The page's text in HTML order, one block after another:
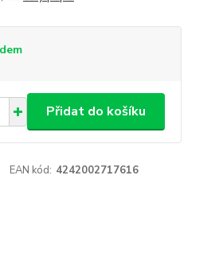
Přidat do košíku
EAN kód: 4242002717616